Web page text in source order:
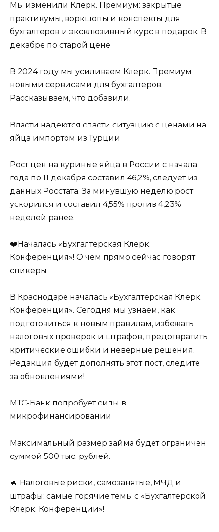
Мы изменили Клерк. Премиум: закрытые
практикумы, воркшопы и конспекты для
бухгалтеров и эксклюзивный курс в подарок. В
декабре по старой цене
В 2024 году мы усиливаем Клерк. Премиум
новыми сервисами для бухгалтеров.
Рассказываем, что добавили.
Власти надеются спасти ситуацию с ценами на
яйца импортом из Турции
Рост цен на куриные яйца в России с начала
года по 11 декабря составил 46,2%, следует из
данных Росстата. За минувшую неделю рост
ускорился и составил 4,55% против 4,23%
неделей ранее.
❤️Началась «Бухгалтерская Клерк.
Конференция»! О чем прямо сейчас говорят
спикеры
В Краснодаре началась «Бухгалтерская Клерк.
Конференция». Сегодня мы узнаем, как
подготовиться к новым правилам, избежать
налоговых проверок и штрафов, предотвратить
критические ошибки и неверные решения.
Редакция будет дополнять этот пост, следите
за обновлениями!
МТС-Банк попробует силы в
микрофинансировании
Максимальный размер займа будет ограничен
суммой 500 тыс. рублей.
🔥 Налоговые риски, самозанятые, МЧД и
штрафы: самые горячие темы с «Бухгалтерской
Клерк. Конференции»!